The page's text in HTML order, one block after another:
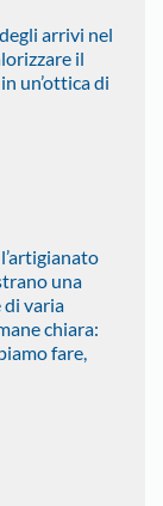
arrivi nel
il
un’ottica di
una
di varia
chiara:
fare,